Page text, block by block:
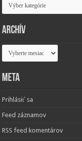
Archív
Archív
Meta
Prihlásiť sa
Feed záznamov
RSS feed komentárov